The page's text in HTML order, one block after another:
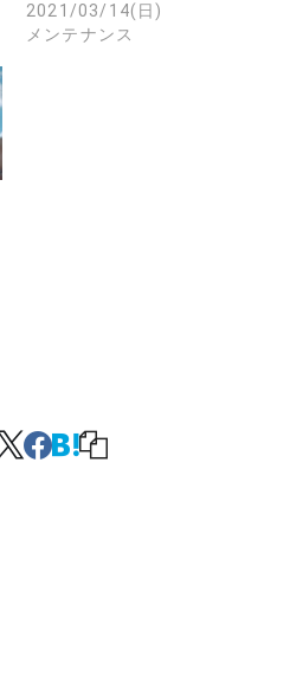
2021/03/14(日)
メンテナンス